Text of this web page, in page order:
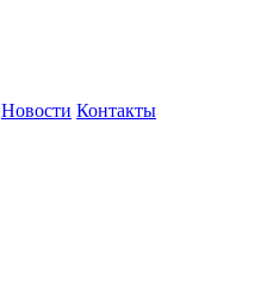
Новости Контакты